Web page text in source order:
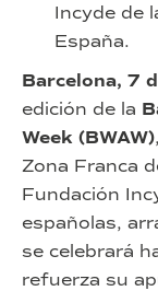
Incyde de
España.
Barcelona, 7
edición de la
Week (BWAW)
Zona Franca
Fundación
españolas,
se celebrará
refuerza su